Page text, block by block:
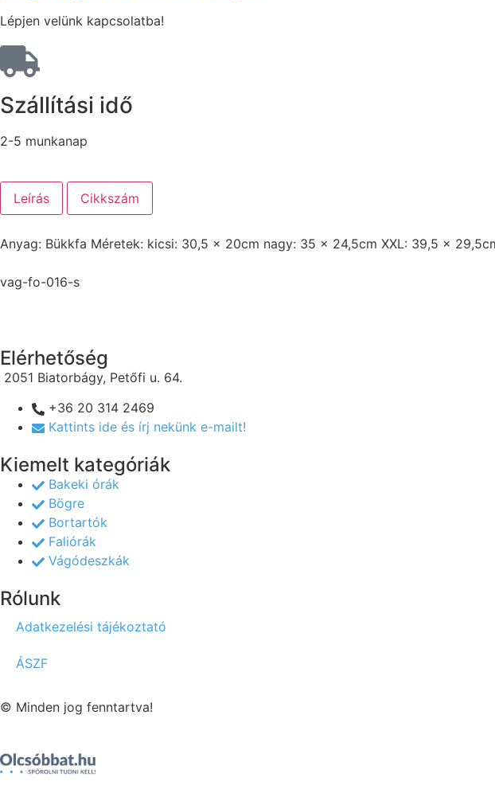
Lépjen velünk kapcsolatba!
Szállítási idő
2-5 munkanap
Leírás Cikkszám
Anyag: Bükkfa Méretek: kicsi: 30,5 x 20cm nagy: 35 x 24,5cm XXL: 39,5 x
vag-fo-016-s
Elérhetőség
2051 Biatorbágy, Petőfi u. 64.
+36 20 314 2469
Kattints ide és írj nekünk e-mailt!
Kiemelt kategóriák
Bakeki órák
Bögre
Bortartók
Faliórák
Vágódeszkák
Rólunk
Adatkezelési tájékoztató
ÁSZF
© Minden jog fenntartva!